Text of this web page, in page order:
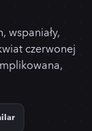
wspaniały,
czerwonej